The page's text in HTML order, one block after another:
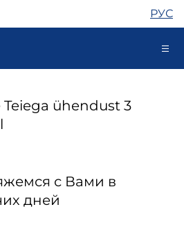
РУС
Iseteenindusühendust 3
с Вами в
дней